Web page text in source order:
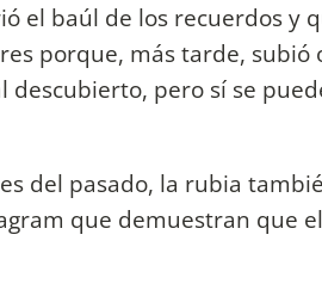
el baúl de los recuerdos y
porque, más tarde, subió
pero sí se
del pasado, la rubia
que demuestran que